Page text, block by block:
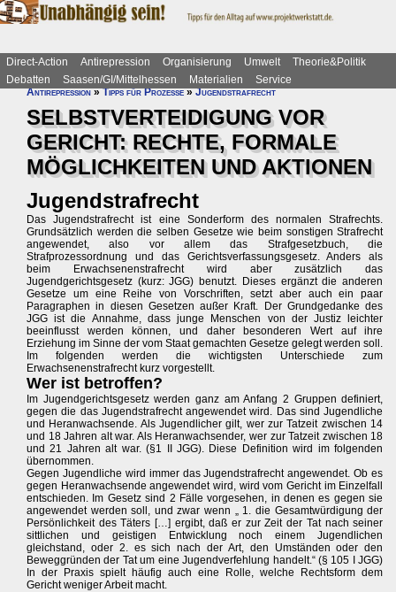
Direct-Action Antirepression Organisierung Umwelt
Theorie&Politik
Debatten
Saasen/GI/Mittelhessen Materialien
Service
Antirepression»Tipps für Prozesse»Jugendstrafrecht
SELBSTVERTEIDIGUNG VOR
GERICHT: RECHTE, FORMALE
MÖGLICHKEITEN UND AKTIONEN
Jugendstrafrecht
Das Jugendstrafrecht ist eine Sonderform des normalen Strafrechts.
Grundsätzlich werden die selben Gesetze wie beim sonstigen Strafrecht
angewendet, also vor allem das Strafgesetzbuch, die
Strafprozessordnung und das Gerichtsverfassungsgesetz. Anders als
beim Erwachsenenstrafrecht wird aber zusätzlich das
Jugendgerichtsgesetz (kurz: JGG) benutzt. Dieses ergänzt die anderen
Gesetze um eine Reihe von Vorschriften, setzt aber auch ein paar
Paragraphen in diesen Gesetzen außer Kraft. Der Grundgedanke des
JGG ist die Annahme, dass junge Menschen von der Justiz leichter
beeinflusst werden können, und daher besonderen Wert auf ihre
Erziehung im Sinne der vom Staat gemachten Gesetze gelegt werden soll.
Im folgenden werden die wichtigsten Unterschiede zum
Erwachsenenstrafrecht kurz vorgestellt.
Wer ist betroffen?
Im Jugendgerichtsgesetz werden ganz am Anfang 2 Gruppen definiert,
gegen die das Jugendstrafrecht angewendet wird. Das sind Jugendliche
und Heranwachsende. Als Jugendlicher gilt, wer zur Tatzeit zwischen 14
und 18 Jahren alt war. Als Heranwachsender, wer zur Tatzeit zwischen 18
und 21 Jahren alt war. (§1 II JGG). Diese Definition wird im folgenden
übernommen.
Gegen Jugendliche wird immer das Jugendstrafrecht angewendet. Ob es
gegen Heranwachsende angewendet wird, wird vom Gericht im Einzelfall
entschieden. Im Gesetz sind 2 Fälle vorgesehen, in denen es gegen sie
angewendet werden soll, und zwar wenn „ 1. die Gesamtwürdigung der
Persönlichkeit des Täters […] ergibt, daß er zur Zeit der Tat nach seiner
sittlichen und geistigen Entwicklung noch einem Jugendlichen
gleichstand, oder 2. es sich nach der Art, den Umständen oder den
Beweggründen der Tat um eine Jugendverfehlung handelt.“ (§ 105 I JGG)
In der Praxis spielt häufig auch eine Rolle, welche Rechtsform dem
Gericht weniger Arbeit macht.